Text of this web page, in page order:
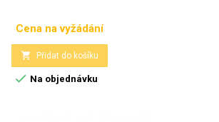
Cena
Cena na vyžádání
 Přidat do košíku
 Na objednávku